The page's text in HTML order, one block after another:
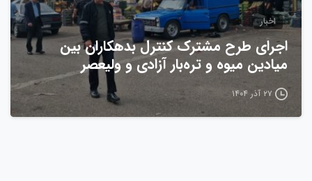
اخبار
اجرای طرح مشترک کنترل بدهکاران بین
میادین میوه و تره‌بار آزادی و ولیعصر
۲۷ آذر ۱۴۰۴